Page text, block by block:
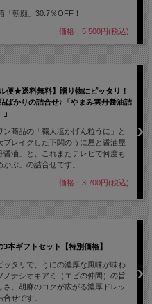
「朝顔」30.7％OFF！
価格：5,500円(税込)
便★送料無料】贈り物にピッタリ！
ばかりの詰合せ♪「やまみ雲丹醤油詰
ン商品の「職人塩かげん粒うに」と
ブレイクした下関のうに屋と醤油屋
醤油」と、これまたテレビで何度も
ぶ」の詰合せです。
価格：3,700円(税込)
本ギフトセット【特別価格】
ッタリで、うにの濃厚な風味が味わ
ノナシオキアミ（エビの仲間）の旨
さ、胡麻のコクが広がる濃厚ドレッ
せです。